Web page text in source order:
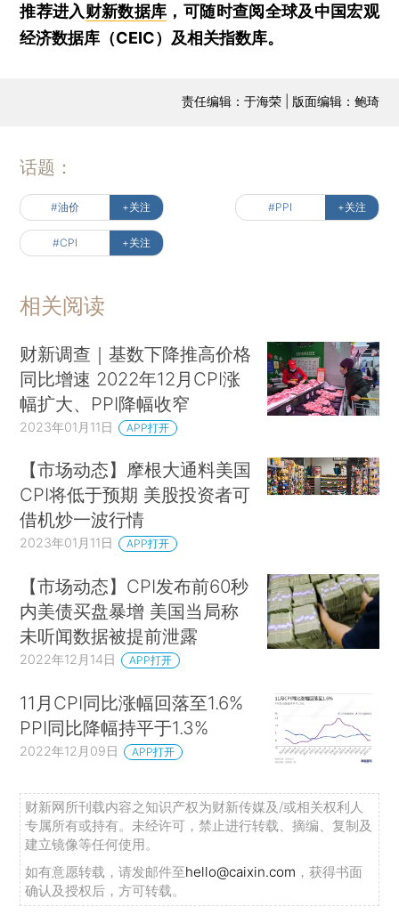
推荐进入财新数据库 ，可随时查阅全球及中国宏观
经济数据库（CEIC）及相关指数库。
责任编辑：于海荣 | 版面编辑：鲍琦
话题：
#油价 +关注 #PPI +关注
#CPI +关注
相关阅读
财新调查｜基数下降推高价格
同比增速 2022年12月CPI涨
幅扩大、PPI降幅收窄
2023年01月11日 APP打开
【市场动态】摩根大通料美国
CPI将低于预期 美股投资者可
借机炒一波行情
2023年01月11日 APP打开
【市场动态】CPI发布前60秒
内美债买盘暴增 美国当局称
未听闻数据被提前泄露
2022年12月14日 APP打开
11月CPI同比涨幅回落至1.6%
PPI同比降幅持平于1.3%
2022年12月09日 APP打开
财新网所刊载内容之知识产权为财新传媒及/或相关权利人
专属所有或持有。未经许可，禁止进行转载、摘编、复制及
建立镜像等任何使用。
如有意愿转载，请发邮件至hello@caixin.com ，获得书面
确认及授权后，方可转载。